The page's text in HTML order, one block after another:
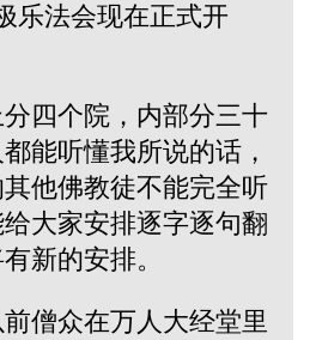
乐法会现在正式开
四个院，内部分三十
能听懂我所说的话，
他佛教徒不能完全听
大家安排逐字逐句翻
新的安排。
僧众在万人大经堂里